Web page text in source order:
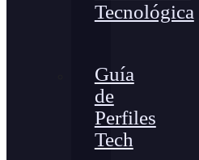
Tecnológica
Guía
de
Perfiles
Tech